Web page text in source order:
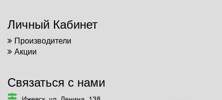
Личный Кабинет
Производители
Акции
Связаться с нами